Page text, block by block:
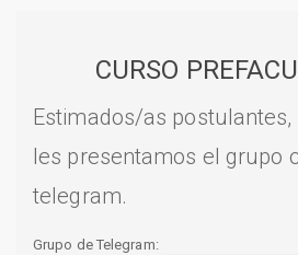
CURSO
Estimados/as
les presentamos el grupo
telegram.
Grupo de Telegram: